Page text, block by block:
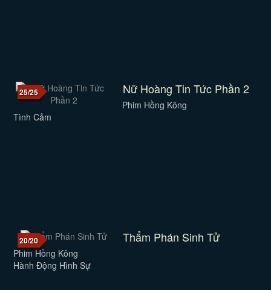
25/25 Nữ Hoàng Tin Tức Phần 2
Phim Hồng Kông
Tình Cảm
20/20 Thẩm Phán Sinh Tử
Phim Hồng Kông
Hành Động Hình Sự